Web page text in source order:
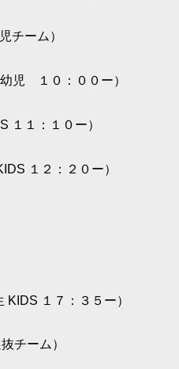
ーム）
児 １０：００ー）
１：１０ー）
１２：２０ー）
１７：３５ー）
チーム）